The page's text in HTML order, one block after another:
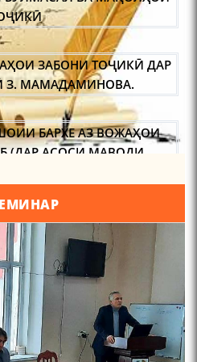
МИРЗО
ЗАБОНИ ТОҶИКӢ ДАР
З. МАМАДАМИНОВА.
БАРХЕ АЗ ВОЖАҲОИ
(ДАР АСОСИ МАВОДИ
ҶАБОРОВИЧ.
ВА ДАҚИҚӢ
РӮДАКӢ ШАМСИДДИН